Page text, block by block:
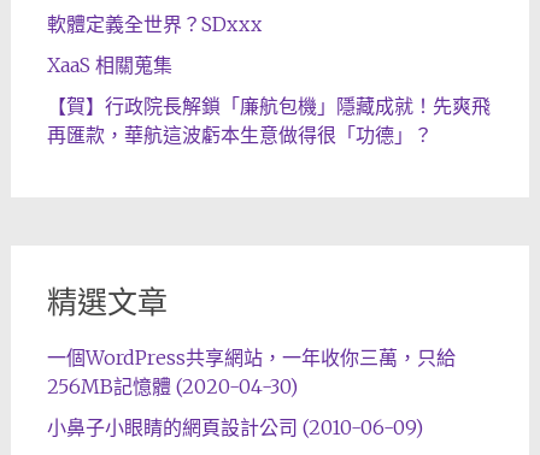
軟體定義全世界？SDxxx
XaaS 相關蒐集
【賀】行政院長解鎖「廉航包機」隱藏成就！先爽飛
再匯款，華航這波虧本生意做得很「功德」？
精選文章
一個WordPress共享網站，一年收你三萬，只給
256MB記憶體 (2020-04-30)
小鼻子小眼睛的網頁設計公司 (2010-06-09)